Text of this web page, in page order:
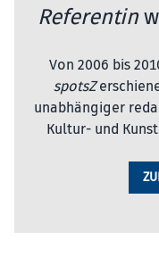
Referentin
Von 2006 bis
spotsZ
unabhängiger
Kultur- und